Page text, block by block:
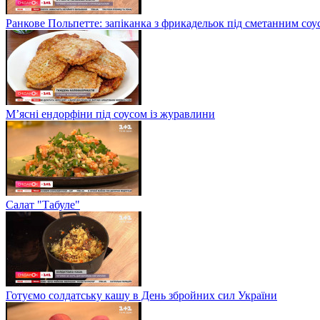
Ранкове Польпетте: запіканка з фрикадельок під сметанним
М’ясні ендорфіни під соусом із журавлини
Салат "Табуле"
Готуємо солдатську кашу в День збройних сил України